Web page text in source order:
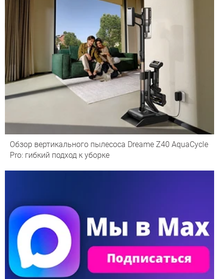
Обзор вертикального пылесоса Dreame Z40 AquaCycle
Pro: гибкий подход к уборке